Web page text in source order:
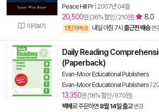
미리보기
Peace Hill Pr 2007년 04월
20,500원 (36% 할인 / 210원) 8.0
양탄자배송 내일 아침 7시 출근전 배송 변
Daily Reading
(Paperback)
Evan-Moor Educational Publishers
Evan-Moor Educational Publishers
13,350원 (18% 할인 / 670원)
택배로 주문하면 8월 14일 출고 변경